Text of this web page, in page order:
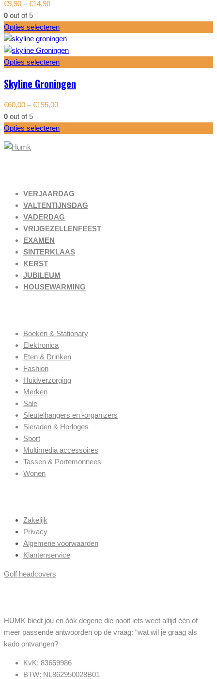
€9,90 –€14,90
0 out of 5
Opties selecteren
Opties selecteren
Skyline Groningen
€60,00 –€195,00
0 out of 5
Opties selecteren
VERJAARDAG
VALTENTIJNSDAG
VADERDAG
VRIJGEZELLENFEEST
EXAMEN
SINTERKLAAS
KERST
JUBILEUM
HOUSEWARMING
Boeken & Stationary
Elektronica
Eten & Drinken
Fashion
Huidverzorging
Merken
Sale
Sleutelhangers en -organizers
Sieraden & Horloges
Sport
Multimedia accessoires
Tassen & Portemonnees
Wonen
Zakelijk
Privacy
Algemene voorwaarden
Klantenservice
Golf headcovers
HUMK biedt jou en óók degene die nooit iets weet altijd één of
meer passende antwoorden op de vraag: “wat wil je graag als
kado ontvangen?
KvK: 83659986
BTW: NL862950028B01